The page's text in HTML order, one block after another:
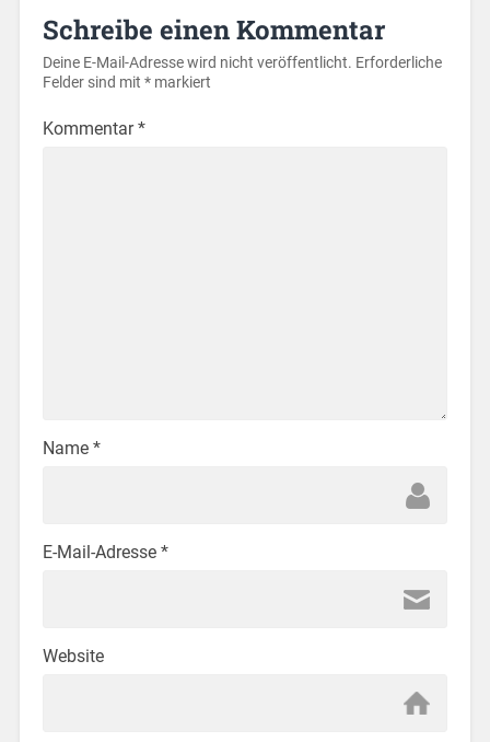
Schreibe einen Kommentar
Deine E-Mail-Adresse wird nicht veröffentlicht. Erforderliche
Felder sind mit *markiert
Kommentar*
Name *
E-Mail-Adresse *
Website